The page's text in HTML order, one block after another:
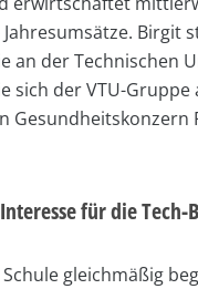
Birgit
an der Technischen
sich der VTU-Gruppe
Gesundheitskonzern
für die Tech-
gleichmäßig